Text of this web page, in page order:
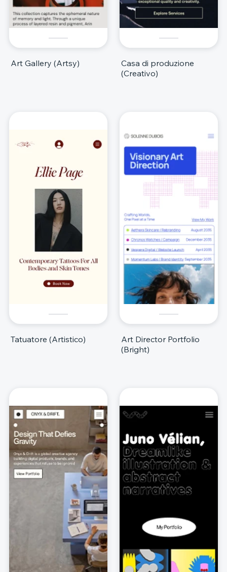
Art Gallery (Artsy)
Casa di produzione
(Creativo)
Tatuatore (Artistico)
Art Director Portfolio
(Bright)